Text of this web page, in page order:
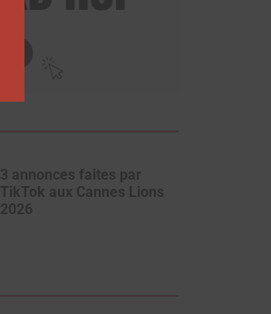
3 annonces faites par
TikTok aux Cannes Lions
2026